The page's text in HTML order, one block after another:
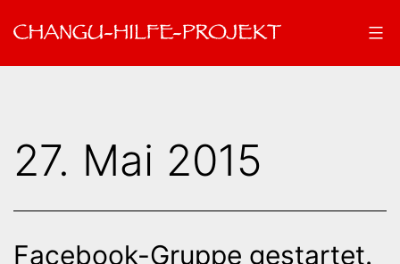
Inhalt
27. Mai 2015
Facebook-Gruppe gestartet.